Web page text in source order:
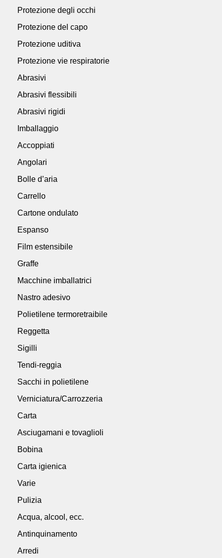
Protezione degli occhi
Protezione del capo
Protezione uditiva
Protezione vie respiratorie
Abrasivi
Abrasivi flessibili
Abrasivi rigidi
Imballaggio
Accoppiati
Angolari
Bolle d’aria
Carrello
Cartone ondulato
Espanso
Film estensibile
Graffe
Macchine imballatrici
Nastro adesivo
Polietilene termoretraibile
Reggetta
Sigilli
Tendi-reggia
Sacchi in polietilene
Verniciatura/Carrozzeria
Carta
Asciugamani e tovaglioli
Bobina
Carta igienica
Varie
Pulizia
Acqua, alcool, ecc.
Antinquinamento
Arredi